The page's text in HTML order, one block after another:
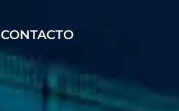
CONTACTO